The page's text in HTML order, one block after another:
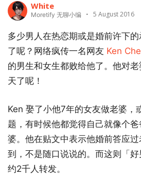
White
Moretify 无聊小编 5 August 2016
多少男人在热恋期或是婚前许下
了呢？网络疯传一名网友 Ken
的男生和女生都败给他了。他对
天了呢！
Ken 娶了小他7年的女友做老婆，
题，有时候他都觉得自己就像个
婆。他在贴文中表示他婚前答应
到，不是随口说说的。而这则「
约2千人转发。